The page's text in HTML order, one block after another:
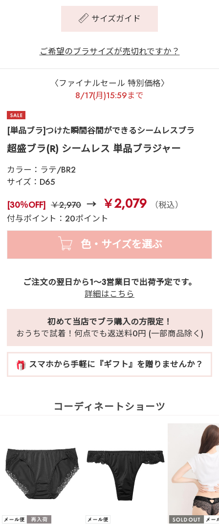
サイズガイド
ご希望のブラサイズが売切れですか？
〈ファイナルセール 特別価格〉
8/17(月)15:59まで
[単品ブラ]つけた瞬間谷間ができるシームレスブラ
超盛ブラ(R) シームレス 単品ブラジャー
カラー： ラテ/BR2
サイズ： D65
[30％OFF] ￥2,970 ￥2,079
（税込）
付与ポイント：20ポイント
色・サイズを選ぶ
ご注文の翌日から1～3営業日で出荷予定です。
詳細はこちら
初めて当店でブラ購入の方限定！
おうちで試着！何点でも返送料0円 (一部商品除く)
スマホから手軽に『ギフト』を贈りませんか？
コーディネートショーツ